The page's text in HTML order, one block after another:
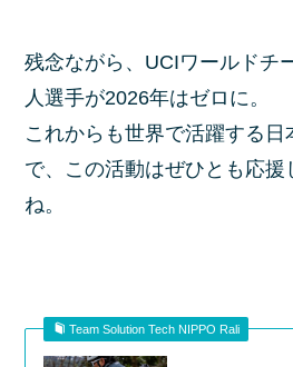
残念ながら、UCIワールドチ
人選手が2026年はゼロに。
これからも世界で活躍する
で、この活動はぜひとも応援
ね。
Team Solution Tech NIPPO Rali